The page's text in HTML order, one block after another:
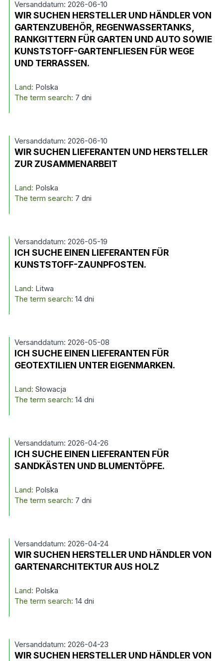
Versanddatum: 2026-06-10
WIR SUCHEN HERSTELLER UND HÄNDLER VON
GARTENZUBEHÖR, REGENWASSERTANKS,
RANKGITTERN FÜR GARTEN UND AUTO SOWIE
KUNSTSTOFF-GARTENFLIESEN FÜR WEGE
UND TERRASSEN.
Land: Polska
The term search: 7 dni
Versanddatum: 2026-06-10
WIR SUCHEN LIEFERANTEN UND HERSTELLER
ZUR ZUSAMMENARBEIT
Land: Polska
The term search: 7 dni
Versanddatum: 2026-05-19
ICH SUCHE EINEN LIEFERANTEN FÜR
KUNSTSTOFF-ZAUNPFOSTEN.
Land: Litwa
The term search: 14 dni
Versanddatum: 2026-05-08
ICH SUCHE EINEN LIEFERANTEN FÜR
GEOTEXTILIEN UNTER EIGENMARKEN.
Land: Słowacja
The term search: 14 dni
Versanddatum: 2026-04-26
ICH SUCHE EINEN LIEFERANTEN FÜR
SANDKÄSTEN UND BLUMENTÖPFE.
Land: Polska
The term search: 7 dni
Versanddatum: 2026-04-24
WIR SUCHEN HERSTELLER UND HÄNDLER VON
GARTENARCHITEKTUR AUS HOLZ
Land: Polska
The term search: 14 dni
Versanddatum: 2026-04-23
WIR SUCHEN HERSTELLER UND HÄNDLER VON